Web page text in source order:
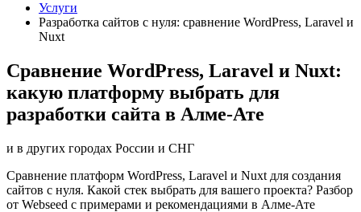
Услуги
Разработка сайтов с нуля: сравнение WordPress, Laravel и
Nuxt
Сравнение WordPress, Laravel и Nuxt:
какую платформу выбрать для
разработки сайта в Алме-Ате
и в других городах России и СНГ
Сравнение платформ WordPress, Laravel и Nuxt для создания
сайтов с нуля. Какой стек выбрать для вашего проекта? Разбор
от Webseed с примерами и рекомендациями в Алме-Ате